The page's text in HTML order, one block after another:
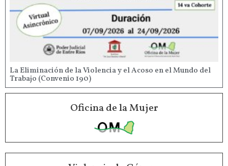
La Eliminación de la Violencia y el Acoso en el Mundo del
Trabajo (Convenio 190)
Oficina de la Mujer